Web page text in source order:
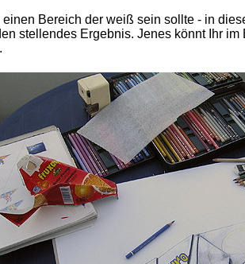
Bereich der weiß sein sollte - in
stellendes Ergebnis. Jenes könnt Ihr